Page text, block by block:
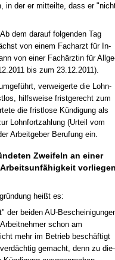
in der er mit­teil­te, dass er
dem dar­auf fol­gen­den Tag
von ei­nem Fach­arzt für In­
von ei­ner Fachärz­tin für
bis zum 23.12.2011).
ver­wei­ger­te die Lohn­
hilfs­wei­se frist­ge­recht zum
die frist­lo­se Kündi­gung als
Lohn­fort­zah­lung (Ur­teil vom
Ar­beit­ge­ber Be­ru­fung ein.
Zwei­feln an ei­ner
vor­lie­gen
heißt es:
der bei­den AU-
schon am
mehr im Be­trieb beschäftigt
ge­macht, denn zu die­